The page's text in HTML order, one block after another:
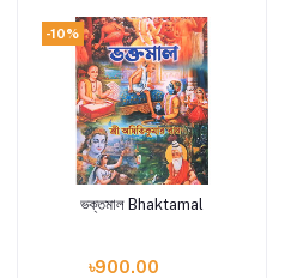
-10%
Add to cart
ভক্তমাল Bhaktamal
৳900.00